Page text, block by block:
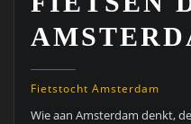
Fietstocht Amsterdam
Wie aan Amsterdam denkt,